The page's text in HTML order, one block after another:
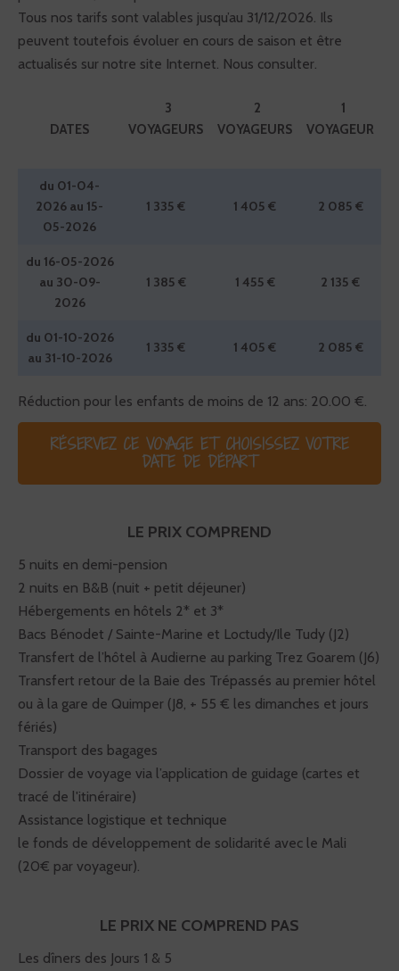
Tous nos tarifs sont valables jusqu’au 31/12/2026. Ils
peuvent toutefois évoluer en cours de saison et être
actualisés sur notre site Internet. Nous consulter.
DATES
3
VOYAGEURS
2
VOYAGEURS
1
VOYAGEUR
du 01-04-
2026 au 15-
05-2026
1 335 € 1 405 € 2 085 €
du 16-05-2026
au 30-09-
2026
1 385 € 1 455 € 2 135 €
du 01-10-2026
au 31-10-2026
1 335 € 1 405 € 2 085 €
Réduction pour les enfants de moins de 12 ans: 20.00 €.
RÉSERVEZ CE VOYAGE ET CHOISISSEZ VOTRE
DATE DE DÉPART
LE PRIX COMPREND
5 nuits en demi-pension
2 nuits en B&B (nuit + petit déjeuner)
Hébergements en hôtels 2* et 3*
Bacs Bénodet / Sainte-Marine et Loctudy/Ile Tudy (J2)
Transfert de l’hôtel à Audierne au parking Trez Goarem (J6)
Transfert retour de la Baie des Trépassés au premier hôtel
ou à la gare de Quimper (J8, + 55 € les dimanches et jours
fériés)
Transport des bagages
Dossier de voyage via l’application de guidage (cartes et
tracé de l'itinéraire)
Assistance logistique et technique
le fonds de développement de solidarité avec le Mali
(20€ par voyageur).
LE PRIX NE COMPREND PAS
Les dîners des Jours 1 & 5